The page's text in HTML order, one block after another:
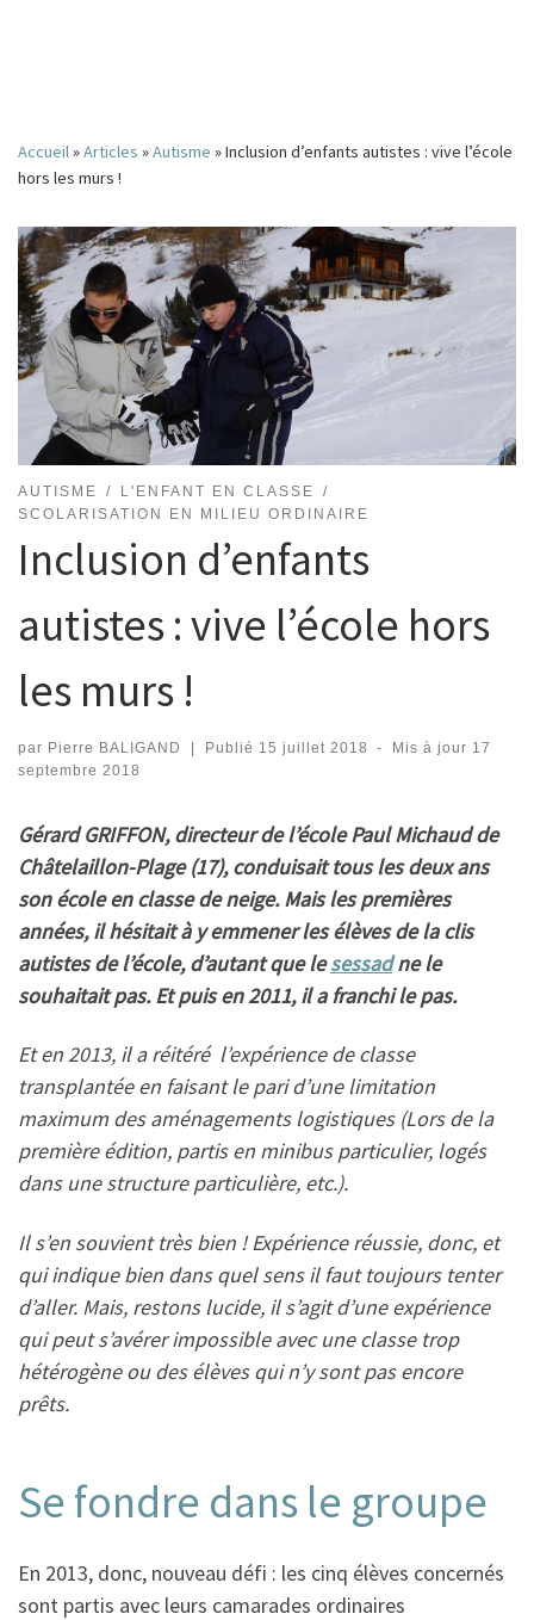
Accueil»Articles »Autisme »Inclusion d’enfants autistes : vive l’école
hors les murs !
AUTISME
L'ENFANT EN CLASSE
SCOLARISATION EN MILIEU ORDINAIRE
Inclusion d’enfants
autistes : vive l’école hors
les murs !
par Pierre BALIGAND | Publié 15 juillet 2018 - Mis à jour 17
septembre 2018
Gérard GRIFFON, directeur de l’école Paul Michaud de
Châtelaillon-Plage (17), conduisait tous les deux ans
son école en classe de neige. Mais les premières
années, il hésitait à y emmener les élèves de la clis
autistes de l’école, d’autant que lesessadne le
souhaitait pas. Et puis en 2011, il a franchi le pas.
Et en 2013, il a réitéré l’expérience de classe
transplantée en faisant le pari d’une limitation
maximum des aménagements logistiques (Lors de la
première édition, partis en minibus particulier, logés
dans une structure particulière, etc.).
Il s’en souvient très bien ! Expérience réussie, donc, et
qui indique bien dans quel sens il faut toujours tenter
d’aller. Mais, restons lucide, il s’agit d’une expérience
qui peut s’avérer impossible avec une classe trop
hétérogène ou des élèves qui n’y sont pas encore
prêts.
Se fondre dans le groupe
En 2013, donc, nouveau défi : les cinq élèves concernés
sont partis avec leurs camarades ordinaires